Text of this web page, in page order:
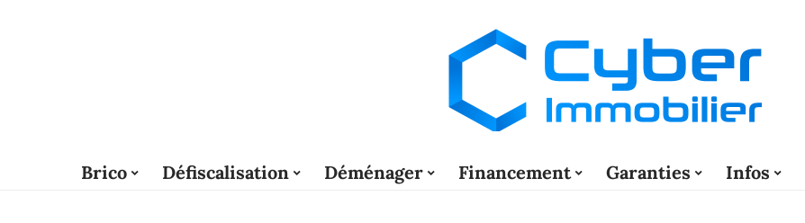
Brico Défiscalisation Déménager Financement Garanties Infos